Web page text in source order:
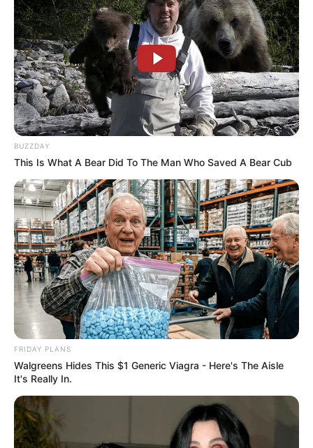
BUZZDAY
This Is What A Bear Did To The Man Who Saved A Bear Cub
FRIDAY PLANS
Walgreens Hides This $1 Generic Viagra - Here's The Aisle
It's Really In.